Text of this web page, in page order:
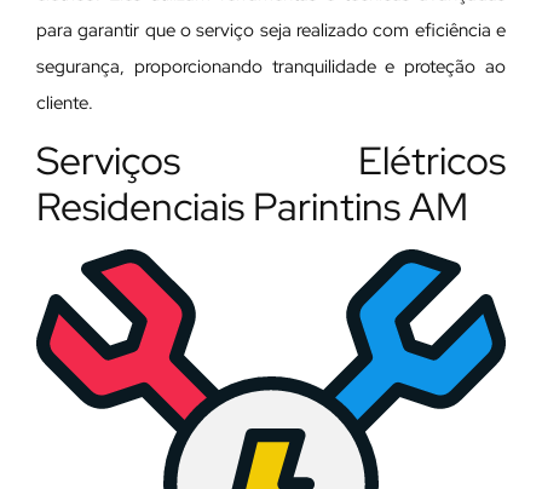
para garantir que o serviço seja realizado com eficiência e
segurança, proporcionando tranquilidade e proteção ao
cliente.
Serviços Elétricos
Residenciais Parintins AM